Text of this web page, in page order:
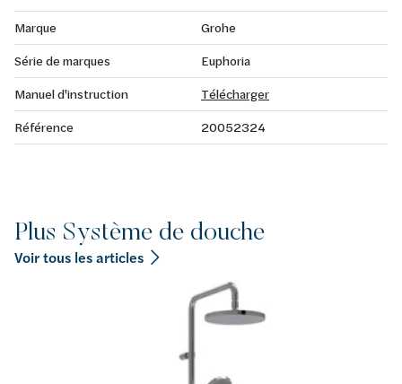
Marque
Grohe
Série de marques
Euphoria
Manuel d'instruction
Télécharger
Référence
20052324
Plus Système de douche
Voir tous les articles